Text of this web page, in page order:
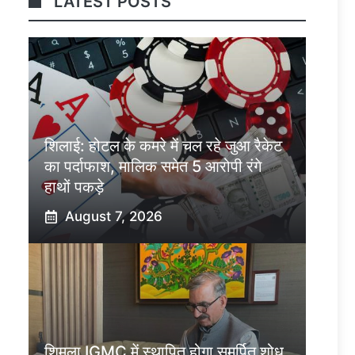
शिलाई: होटल के कमरे में चल रहे जुआ रैकेट
का पर्दाफाश, मालिक समेत 5 आरोपी रंगे
हाथों पकड़े
August 7, 2026